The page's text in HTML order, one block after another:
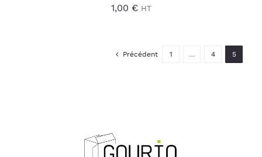
1,00 € HT
Précédent 1 … 4 5